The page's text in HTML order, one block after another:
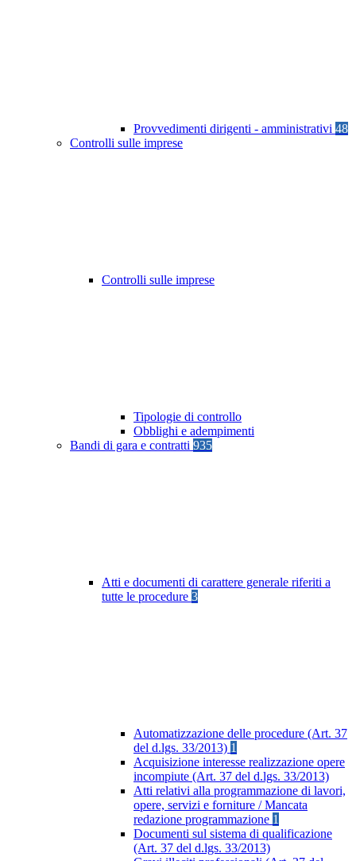
Provvedimenti dirigenti - amministrativi 48
Controlli sulle imprese
Controlli sulle imprese
Tipologie di controllo
Obblighi e adempimenti
Bandi di gara e contratti 935
Atti e documenti di carattere generale riferiti a
tutte le procedure 3
Automatizzazione delle procedure (Art. 37
del d.lgs. 33/2013) 1
Acquisizione interesse realizzazione opere
incompiute (Art. 37 del d.lgs. 33/2013)
Atti relativi alla programmazione di lavori,
opere, servizi e forniture / Mancata
redazione programmazione 1
Documenti sul sistema di qualificazione
(Art. 37 del d.lgs. 33/2013)